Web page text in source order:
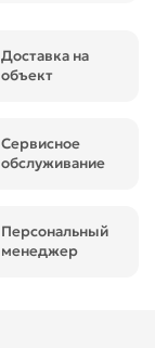
Доставка на
объект
Сервисное
обслуживание
Персональный
менеджер